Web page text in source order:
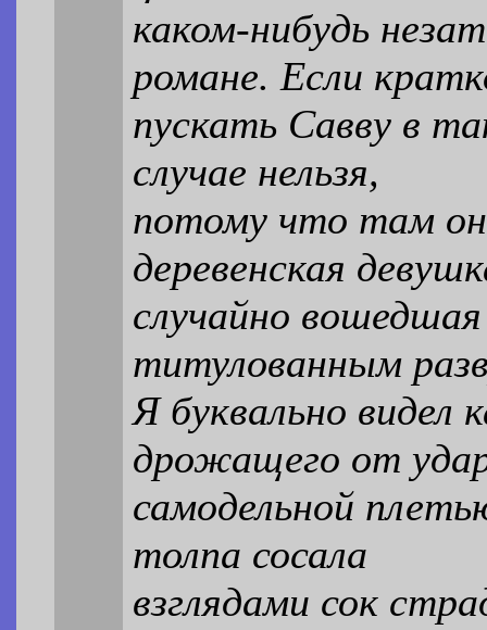
каком-нибудь
романе. Если
пускать Савву в
случае нельзя,
потому что там
деревенская
случайно
титулованным
Я буквально видел
дрожащего от
самодельной
толпа сосала
взглядами сок